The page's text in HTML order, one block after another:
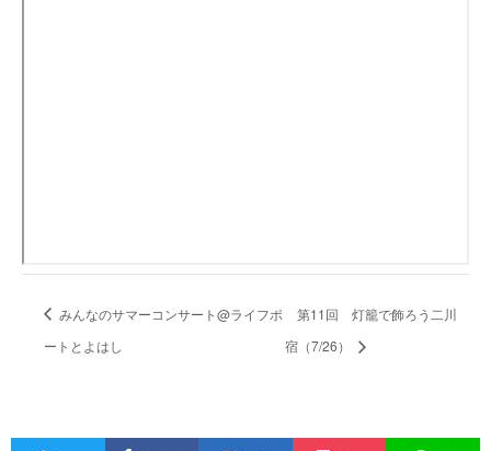
みんなのサマーコンサート@ライフポ
ートとよはし
第11回 灯籠で飾ろう二川
宿（7/26）